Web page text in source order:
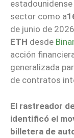
sector como a
de junio de
ETH desde
acción
generalizada
de contratos
El rastreador
identificó el
billetera de